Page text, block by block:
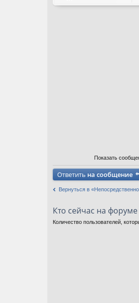
Показать
Ответить на сообщение
Вернуться в
Кто сейчас на форуме
Количество пользователей,